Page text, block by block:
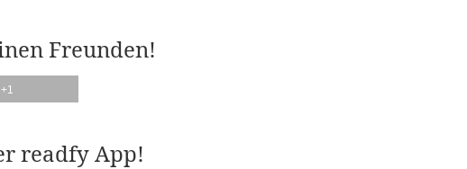
Freunden!
+1
readfy App!